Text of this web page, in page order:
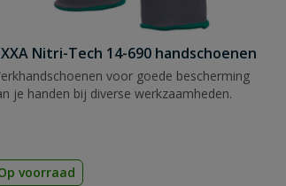
Nitri-Tech 14-690 handschoenen
voor goede bescherming
je handen bij diverse werkzaamheden.
voorraad